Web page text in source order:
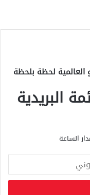
العالمية لحظة بلحظة
البريدية